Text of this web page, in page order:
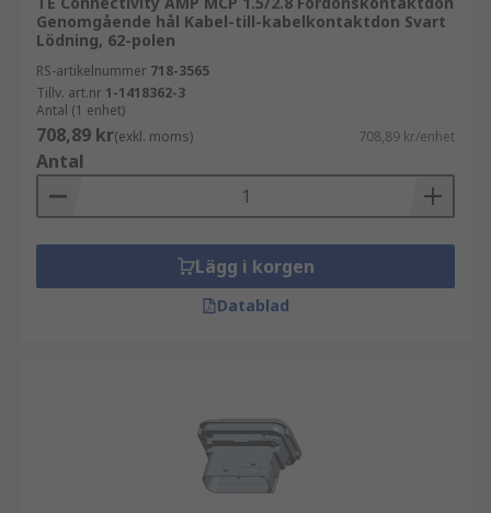
Genomgående hål Kabel-till-kabelkontaktdon Svart
Lödning, 62-polen
RS-artikelnummer 718-3565
Tillv. art.nr 1-1418362-3
Antal (1 enhet)
708,89 kr(exkl. moms) 708,89 kr/enhet
Antal
Lägg i korgen
Datablad